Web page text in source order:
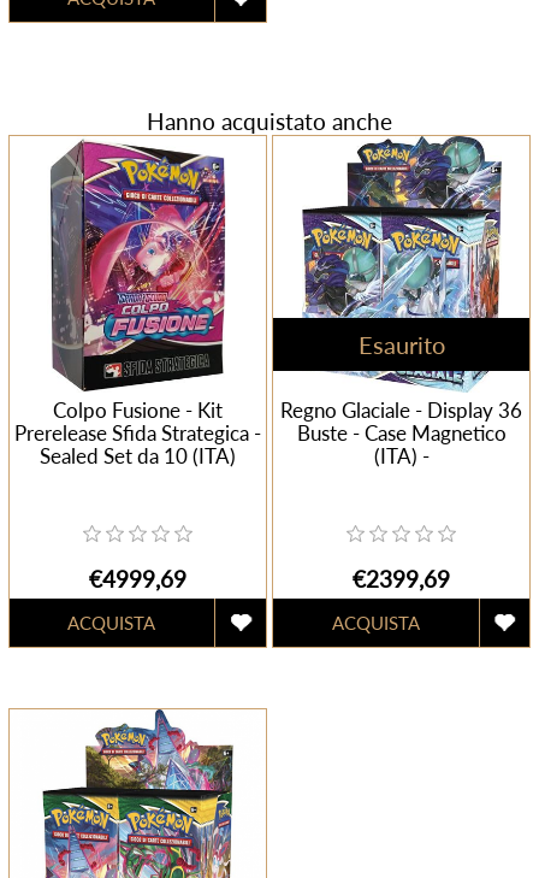
Hanno acquistato anche
Colpo Fusione - Kit
Prerelease Sfida Strategica -
Sealed Set da 10 (ITA)
€4999,69
Esaurito
Regno Glaciale - Display 36
Buste - Case Magnetico
(ITA) -
€2399,69